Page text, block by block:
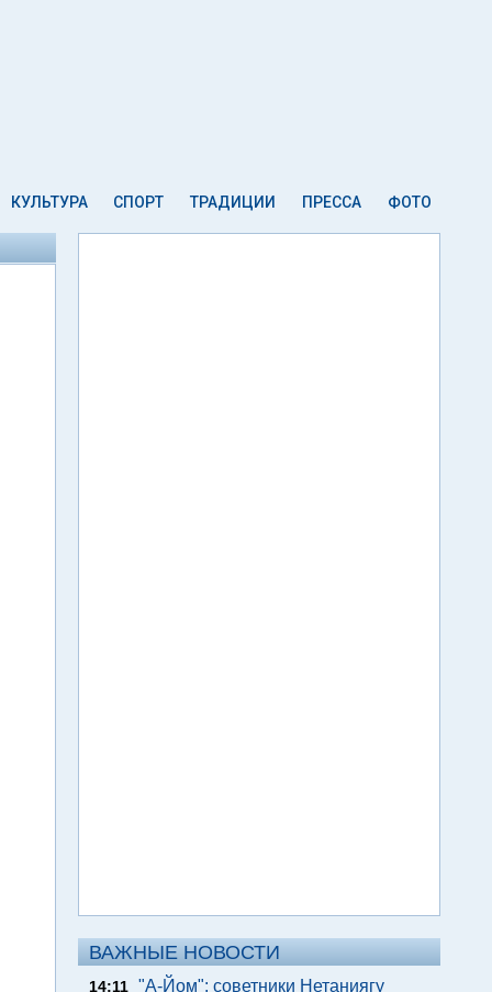
КУЛЬТУРА СПОРТ ТРАДИЦИИ ПРЕССА ФОТО
ВАЖНЫЕ НОВОСТИ
14:11 "А-Йом": советники Нетаниягу